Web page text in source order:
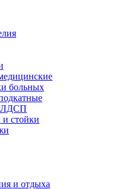
больных
ЛДСП
стойки